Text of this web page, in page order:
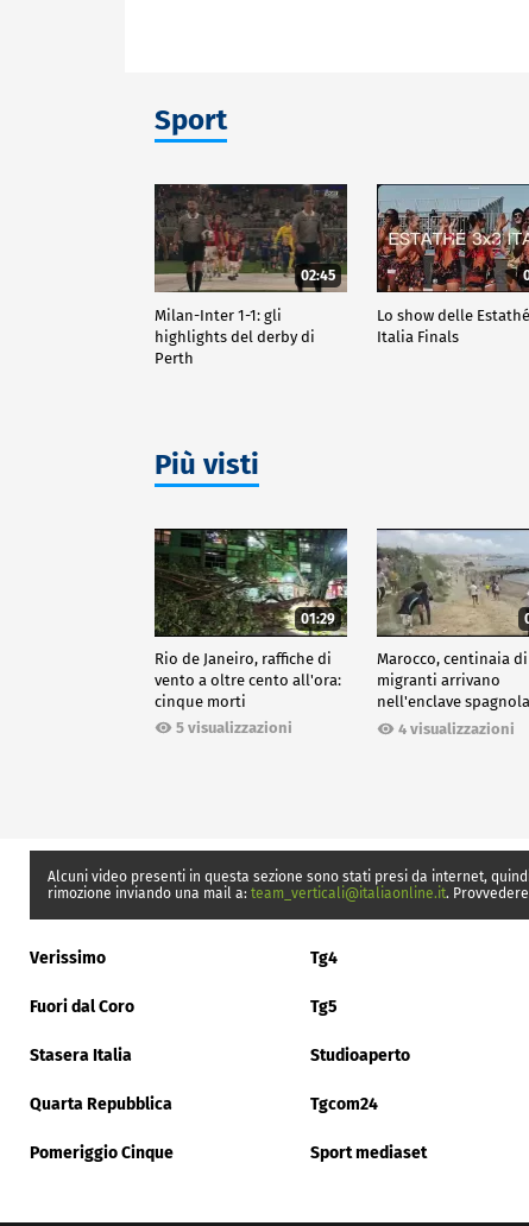
Sport
02:45
Milan-Inter 1-1: gli
highlights del derby di
Perth
Lo show delle
Italia Finals
Più visti
01:29
Rio de Janeiro, raffiche di
vento a oltre cento all'ora:
cinque morti
5 visualizzazioni
Marocco, centinaia di
migranti arrivano
nell'enclave
Ceuta4 visualizzazioni
Alcuni video presenti in questa sezione sono stati presi da internet,
rimozione inviando una mail a: team_verticali@italiaonline.it.
Verissimo Tg4
Fuori dal Coro Tg5
Stasera Italia Studioaperto
Quarta Repubblica Tgcom24
Pomeriggio Cinque Sport mediaset